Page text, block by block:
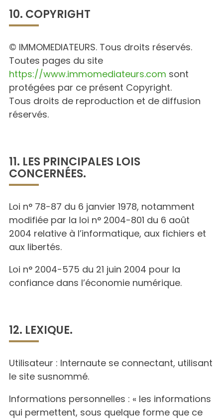
10. COPYRIGHT
© IMMOMEDIATEURS. Tous droits réservés.
Toutes pages du site
https://www.immomediateurs.com sont
protégées par ce présent Copyright.
Tous droits de reproduction et de diffusion
réservés.
11. LES PRINCIPALES LOIS
CONCERNÉES.
Loi n° 78-87 du 6 janvier 1978, notamment
modifiée par la loi n° 2004-801 du 6 août
2004 relative à l’informatique, aux fichiers et
aux libertés.
Loi n° 2004-575 du 21 juin 2004 pour la
confiance dans l’économie numérique.
12. LEXIQUE.
Utilisateur : Internaute se connectant, utilisant
le site susnommé.
Informations personnelles : « les informations
qui permettent, sous quelque forme que ce